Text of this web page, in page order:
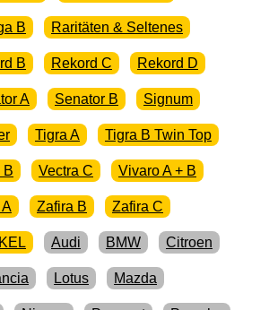
B Raritäten & Seltenes
B Rekord C Rekord D
A Senator B Signum
Tigra A Tigra B Twin Top
B Vectra C Vivaro A + B
Zafira B Zafira C
Audi BMW Citroen
Lotus Mazda